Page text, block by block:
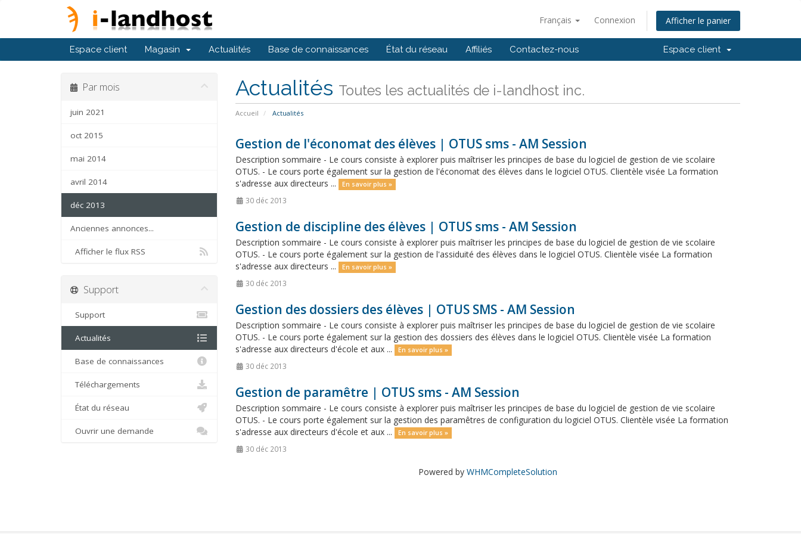
Français Connexion Afficher le panier
Espace client Magasin Actualités Base de connaissances État du réseau Affiliés Contactez-nous Espace client
Actualités Toutes les actualités de i-landhost inc.
Accueil Actualités
Par mois
juin 2021
oct 2015
mai 2014
avril 2014
déc 2013
Anciennes annonces...
Afficher le flux RSS
Gestion de l'économat des élèves | OTUS sms - AM Session
Description sommaire - Le cours consiste à explorer puis maîtriser les principes de base du logiciel de gestion de vie scolaire
OTUS. - Le cours porte également sur la gestion de l'économat des élèves dans le logiciel OTUS. Clientèle visée La formation
s'adresse aux directeurs ...
En savoir plus »
30 déc 2013
Gestion de discipline des élèves | OTUS sms - AM Session
Description sommaire - Le cours consiste à explorer puis maîtriser les principes de base du logiciel de gestion de vie scolaire
OTUS. - Le cours porte également sur la gestion de l'assiduité des élèves dans le logiciel OTUS. Clientèle visée La formation
s'adresse aux directeurs ...
En savoir plus »
30 déc 2013
Gestion des dossiers des élèves | OTUS SMS - AM Session
Description sommaire - Le cours consiste à explorer puis maîtriser les principes de base du logiciel de gestion de vie scolaire
OTUS. - Le cours porte également sur la gestion des dossiers des élèves dans le logiciel OTUS. Clientèle visée La formation
s'adresse aux directeurs d'école et aux ...
En savoir plus »
30 déc 2013
Gestion de paramêtre | OTUS sms - AM Session
Description sommaire - Le cours consiste à explorer puis maîtriser les principes de base du logiciel de gestion de vie scolaire
OTUS. - Le cours porte également sur la gestion des paramêtres de configuration du logiciel OTUS. Clientèle visée La formation
s'adresse aux directeurs d'école et aux ...
En savoir plus »
30 déc 2013
Powered by WHMCompleteSolution
Support
Support
Actualités
Base de connaissances
Téléchargements
État du réseau
Ouvrir une demande